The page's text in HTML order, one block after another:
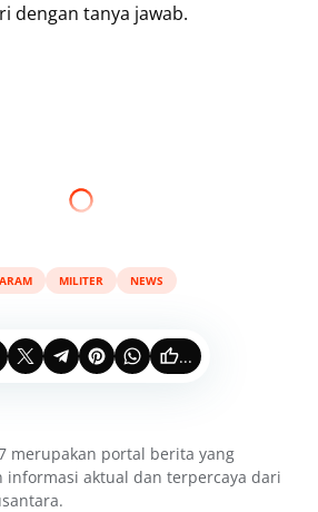
dengan tanya jawab.
MILITER NEWS
...
merupakan portal berita yang
informasi aktual dan terpercaya dari